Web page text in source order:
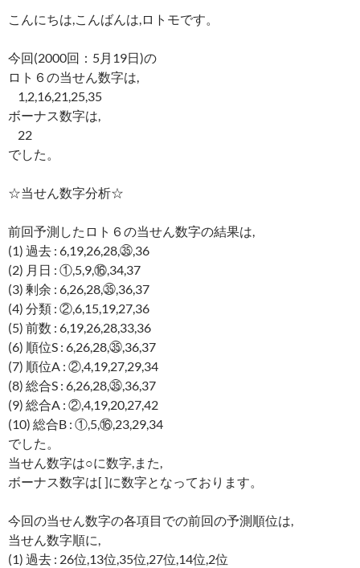
こんにちは,こんばんは,ロトモです。
今回(2000回：5月19日)の
ロト６の当せん数字は,
1,2,16,21,25,35
ボーナス数字は,
22
でした。
☆当せん数字分析☆
前回予測したロト６の当せん数字の結果は,
(1) 過去 : 6,19,26,28,㉟,36
(2) 月日 : ①,5,9,⑯,34,37
(3) 剰余 : 6,26,28,㉟,36,37
(4) 分類 : ②,6,15,19,27,36
(5) 前数 : 6,19,26,28,33,36
(6) 順位S : 6,26,28,㉟,36,37
(7) 順位A : ②,4,19,27,29,34
(8) 総合S : 6,26,28,㉟,36,37
(9) 総合A : ②,4,19,20,27,42
(10) 総合B : ①,5,⑯,23,29,34
でした。
当せん数字は○に数字,また,
ボーナス数字は[ ]に数字となっております。
今回の当せん数字の各項目での前回の予測順位は,
当せん数字順に,
(1) 過去 : 26位,13位,35位,27位,14位,2位